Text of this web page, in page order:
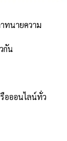
ทนายความ
กัน
รือออนไลน์ทั่ว